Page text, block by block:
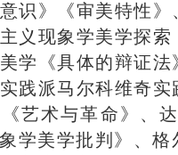
识》《审美特性
义现象学美学探
学《具体的辩证
践派马尔科维奇
艺术与革命》、
美学批判》、格